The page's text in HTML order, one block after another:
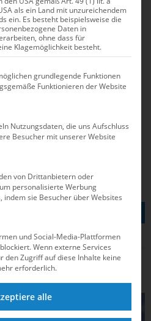
findet zum zweiten Mal
statt. Das deutsche
Aquatics hat dort ein
eröffnet,wenige
entfernt ist
Jahreszeit
fürs
AUF
als ein Land mit unzureichendem
ein. Es besteht beispielsweise die
Daten in
ohne dass für
Klagemöglichkeit besteht.
Service-Gruppen, für die
grundlegende Funktionen
Funktionieren der Website
Nutzungsdaten, die uns Aufschluss
Besucher mit unserer Website
von Drittanbietern oder
personalisierte Werbung
indem sie Besucher über Websites
und Social-Media-Plattformen
Wenn externe Services
den Zugriff auf diese Inhalte keine
erforderlich.
alle